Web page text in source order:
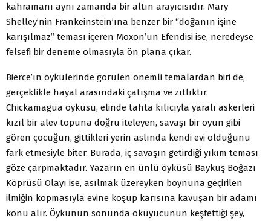
kahramanı aynı zamanda bir altın arayıcısıdır. Mary
Shelley’nin Frankeinstein’ına benzer bir “doğanın işine
karışılmaz” teması içeren Moxon’un Efendisi ise, neredeyse
felsefi bir deneme olmasıyla ön plana çıkar.
Bierce’ın öykülerinde görülen önemli temalardan biri de,
gerçeklikle hayal arasındaki çatışma ve zıtlıktır.
Chickamagua öyküsü, elinde tahta kılıcıyla yaralı askerleri
kızıl bir alev topuna doğru iteleyen, savaşı bir oyun gibi
gören çocuğun, gittikleri yerin aslında kendi evi olduğunu
fark etmesiyle biter. Burada, iç savaşın getirdiği yıkım teması
göze çarpmaktadır. Yazarın en ünlü öyküsü Baykuş Boğazı
Köprüsü Olayı ise, asılmak üzereyken boynuna geçirilen
ilmiğin kopmasıyla evine koşup karısına kavuşan bir adamı
konu alır. Öykünün sonunda okuyucunun keşfettiği şey,